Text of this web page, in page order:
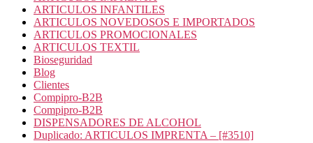
ARTICULOS INFANTILES
ARTICULOS NOVEDOSOS E IMPORTADOS
ARTICULOS PROMOCIONALES
ARTICULOS TEXTIL
Bioseguridad
Blog
Clientes
Compipro-B2B
Compipro-B2B
DISPENSADORES DE ALCOHOL
Duplicado: ARTICULOS IMPRENTA – [#3510]